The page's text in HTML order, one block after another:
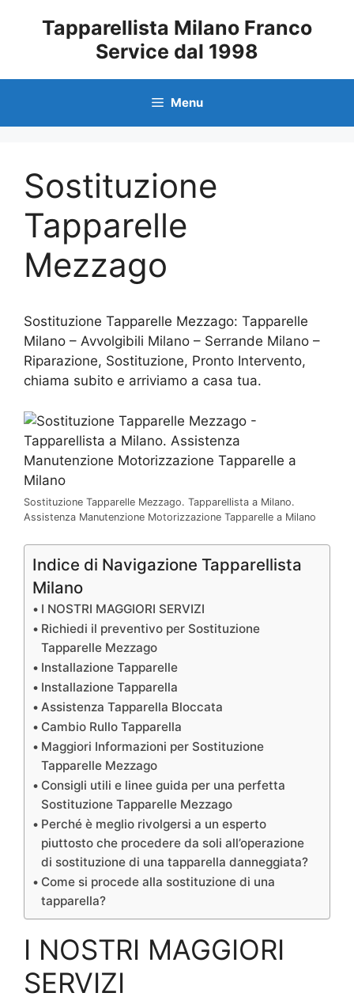
Tapparellista Milano Franco
Service dal 1998
Menu
Sostituzione
Tapparelle
Mezzago
Sostituzione Tapparelle Mezzago: Tapparelle
Milano – Avvolgibili Milano – Serrande Milano –
Riparazione, Sostituzione, Pronto Intervento,
chiama subito e arriviamo a casa tua.
Sostituzione Tapparelle Mezzago. Tapparellista a Milano.
Assistenza Manutenzione Motorizzazione Tapparelle a Milano
Indice di Navigazione Tapparellista
Milano
I NOSTRI MAGGIORI SERVIZI
Richiedi il preventivo per Sostituzione
Tapparelle Mezzago
Installazione Tapparelle
Installazione Tapparella
Assistenza Tapparella Bloccata
Cambio Rullo Tapparella
Maggiori Informazioni per Sostituzione
Tapparelle Mezzago
Consigli utili e linee guida per una perfetta
Sostituzione Tapparelle Mezzago
Perché è meglio rivolgersi a un esperto
piuttosto che procedere da soli all’operazione
di sostituzione di una tapparella danneggiata?
Come si procede alla sostituzione di una
tapparella?
I NOSTRI MAGGIORI
SERVIZI